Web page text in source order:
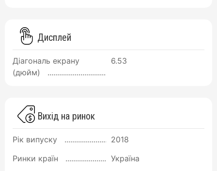
Дисплей
Діагональ екрану
(дюйм)
6.53
Вихід на ринок
Рік випуску
2018
Ринки країн
Україна